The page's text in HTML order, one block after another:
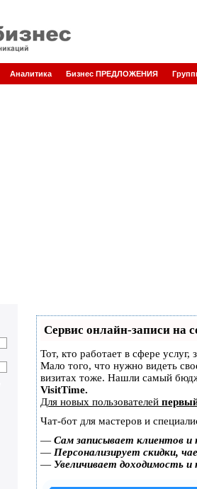
Аналитика Бизнес ПРЕДЛОЖЕНИЯ
Сервис онлайн-записи на
Тот, кто работает в сфере
Мало того, что нужно видеть
визитах тоже. Нашли самый
VisitTime.
Для новых пользователей
Чат-бот для мастеров и
— Сам записывает клиентов и
— Персонализирует скидки,
— Увеличивает доходимость